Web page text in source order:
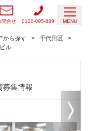
問合せ 0120-095-889 MENU
から探す
千代田区
ル
募集情報